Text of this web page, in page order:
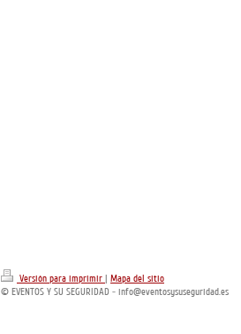
Versión para imprimir
Mapa del sitio
© EVENTOS Y SU SEGURIDAD - info@eventosysuseguridad.es